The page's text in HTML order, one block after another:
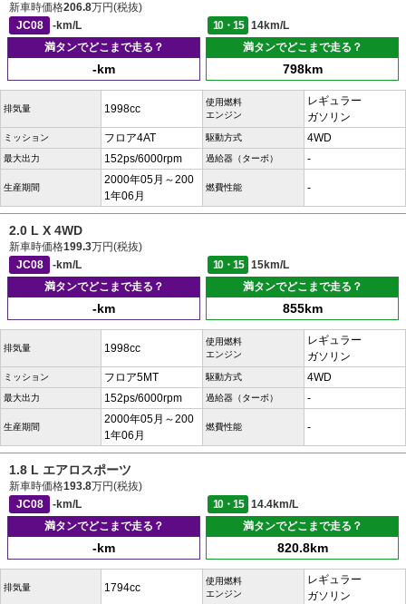
新車時価格206.8万円(税抜)
JC08
-km/L 10・15
14km/L
満タンでどこまで走る？
-km
満タンでどこまで走る？
798km
排気量 1998cc
使用燃料
エンジン
レギュラー
ガソリン
ミッション フロア4AT 駆動方式 4WD
最大出力 152ps/6000rpm 過給器（ターボ） -
生産期間
2000年05月～200
1年06月
燃費性能 -
2.0 L X 4WD
新車時価格199.3万円(税抜)
JC08
-km/L 10・15
15km/L
満タンでどこまで走る？
-km
満タンでどこまで走る？
855km
排気量 1998cc
使用燃料
エンジン
レギュラー
ガソリン
ミッション フロア5MT 駆動方式 4WD
最大出力 152ps/6000rpm 過給器（ターボ） -
生産期間
2000年05月～200
1年06月
燃費性能 -
1.8 L エアロスポーツ
新車時価格193.8万円(税抜)
JC08
-km/L 10・15
14.4km/L
満タンでどこまで走る？
-km
満タンでどこまで走る？
820.8km
排気量 1794cc
使用燃料
エンジン
レギュラー
ガソリン